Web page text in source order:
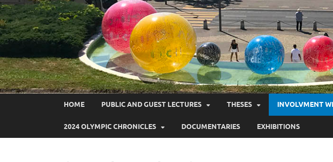
HOME PUBLIC AND GUEST LECTURES THESES INVOLVMENT
2024 OLYMPIC CHRONICLES DOCUMENTARIES EXHIBITIONS